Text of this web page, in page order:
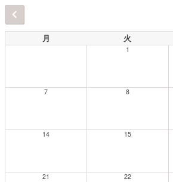
月 火
1
7 8
14 15
21 22